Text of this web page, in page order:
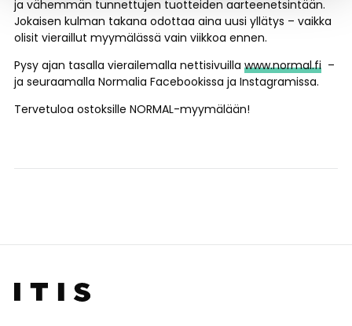
ja vähemmän tunnettujen tuotteiden aarteenetsintään.
Jokaisen kulman takana odottaa aina uusi yllätys – vaikka
olisit vieraillut myymälässä vain viikkoa ennen.
Pysy ajan tasalla vierailemalla nettisivuilla www.normal.fi –
ja seuraamalla Normalia Facebookissa ja Instagramissa.
Tervetuloa ostoksille NORMAL-myymälään!